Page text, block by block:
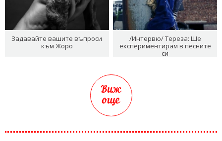
Задавайте вашите въпроси
към Жоро
/Интервю/ Тереза: Ще
експериментирам в песните
си
Виж
още